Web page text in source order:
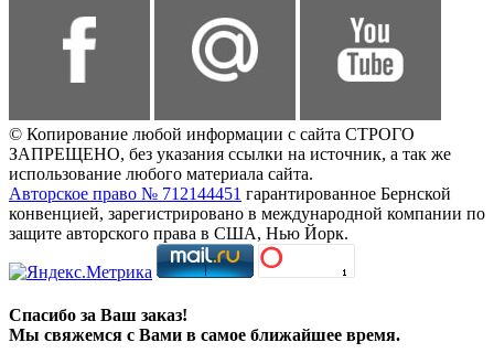
© Копирование любой информации с сайта СТРОГО
ЗАПРЕЩЕНО, без указания ссылки на источник, а так же
использование любого материала сайта.
Авторское право № 712144451 гарантированное Бернской
конвенцией, зарегистрировано в международной компании по
защите авторского права в США, Нью Йорк.
Спасибо за Ваш заказ!
Мы свяжемся с Вами в самое ближайшее время.